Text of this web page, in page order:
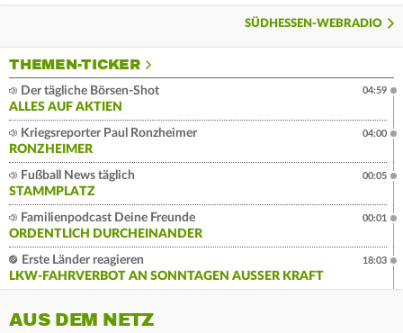
SÜDHESSEN-WEBRADIO
THEMEN-TICKER
Der tägliche Börsen-Shot
ALLES AUF AKTIEN
04:59
Kriegsreporter Paul Ronzheimer
RONZHEIMER
04:00
Fußball News täglich
STAMMPLATZ
00:05
Familienpodcast Deine Freunde
ORDENTLICH DURCHEINANDER
00:01
Erste Länder reagieren
LKW-FAHRVERBOT AN SONNTAGEN AUSSER KRAFT
18:03
AUS DEM NETZ